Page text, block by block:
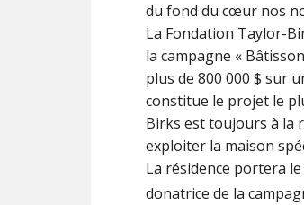
du fond du cœur nos
La Fondation Taylor-
la campagne «
plus de 800 000 $ sur
constitue le projet le
Birks est toujours à la
exploiter la maison
La résidence portera
donatrice de la